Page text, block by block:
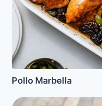
Pollo Marbella
Helado